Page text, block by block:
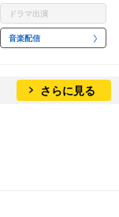
ドラマ出演
音楽配信
さらに見る